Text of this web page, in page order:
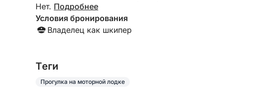
Нет. Подробнее
Условия бронирования
Владелец как шкипер
Tеги
Прогулка на моторной лодке